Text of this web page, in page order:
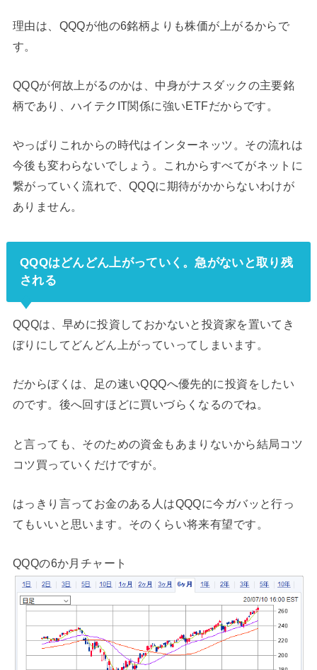
理由は、QQQが他の6銘柄よりも株価が上がるからで
す。
QQQが何故上がるのかは、中身がナスダックの主要銘
柄であり、ハイテクIT関係に強いETFだからです。
やっぱりこれからの時代はインターネッツ。その流れは
今後も変わらないでしょう。これからすべてがネットに
繋がっていく流れで、QQQに期待がかからないわけが
ありません。
QQQはどんどん上がっていく。急がないと取り残
される
QQQは、早めに投資しておかないと投資家を置いてき
ぼりにしてどんどん上がっていってしまいます。
だからぼくは、足の速いQQQへ優先的に投資をしたい
のです。後へ回すほどに買いづらくなるのでね。
と言っても、そのための資金もあまりないから結局コツ
コツ買っていくだけですが。
はっきり言ってお金のある人はQQQに今ガバッと行っ
てもいいと思います。そのくらい将来有望です。
QQQの6か月チャート